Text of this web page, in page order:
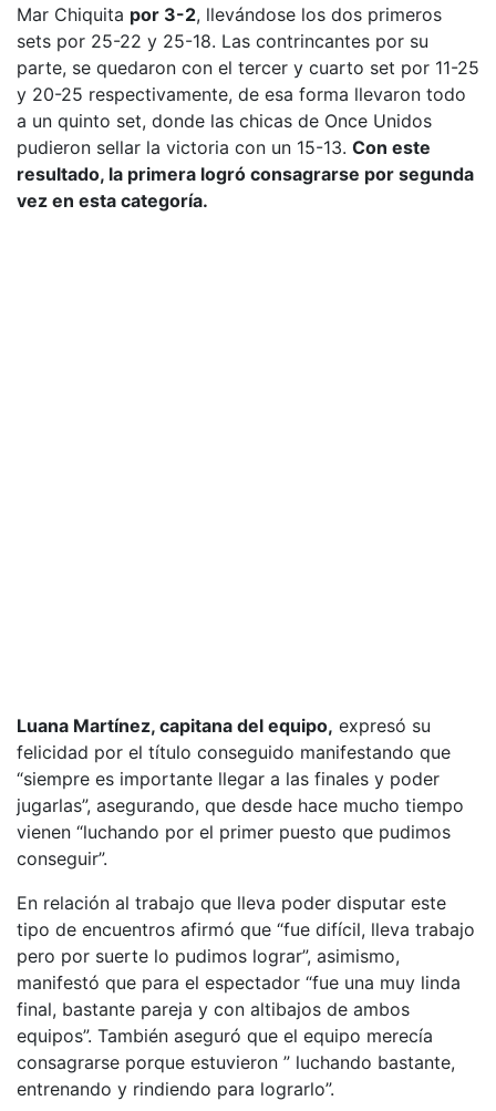
Mar Chiquita por 3-2, llevándose los dos primeros
sets por 25-22 y 25-18. Las contrincantes por su
parte, se quedaron con el tercer y cuarto set por 11-25
y 20-25 respectivamente, de esa forma llevaron todo
a un quinto set, donde las chicas de Once Unidos
pudieron sellar la victoria con un 15-13. Con este
resultado, la primera logró consagrarse por segunda
vez en esta categoría.
Luana Martínez, capitana del equipo, expresó su
felicidad por el título conseguido manifestando que
“siempre es importante llegar a las finales y poder
jugarlas”, asegurando, que desde hace mucho tiempo
vienen “luchando por el primer puesto que pudimos
conseguir”.
En relación al trabajo que lleva poder disputar este
tipo de encuentros afirmó que “fue difícil, lleva trabajo
pero por suerte lo pudimos lograr”, asimismo,
manifestó que para el espectador “fue una muy linda
final, bastante pareja y con altibajos de ambos
equipos”. También aseguró que el equipo merecía
consagrarse porque estuvieron ” luchando bastante,
entrenando y rindiendo para lograrlo”.